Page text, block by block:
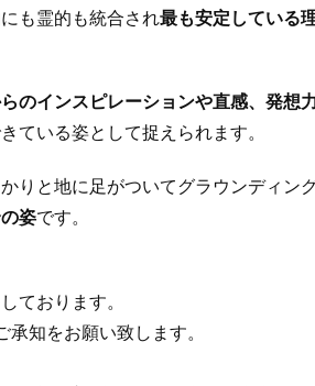
も霊的も統合され最も安定している
のインスピレーションや直感、発想
ている姿として捉えられます。
りと地に足がついてグラウンディン
姿です。
ております。
知をお願い致します。